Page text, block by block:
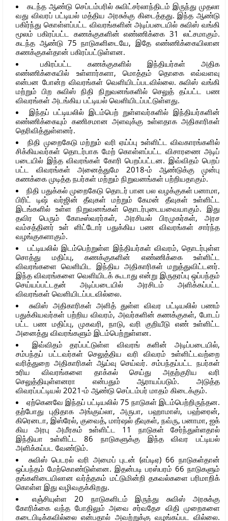
கடந்த ஆண்டு செப்டம்பரில் சுவிட்சர்லாந்திடம் இருந்து முதலா
வது விவரப் பட்டியல் மத்திய அரசுக்கு கிடைத்தது. இந்த ஆண்டு
பகிர்ந்து கொள்ளப்பட்ட விவரங்களின் அடிப்படையில் சுவிஸ் வங்கி
மூலம் பகிரப்பட்ட கணக்குகளின் எண்ணிக்கை 31 லட்சமாகும்.
கடந்த ஆண்டு 75 நாடுகளிடையே, இதே எண்ணிக்கையிலான
கணக்குகள்தான் பகிரப்பட்டுள்ளன.
பகிரப்பட்ட கணக்குகளில் இந்தியர்கள் அதிக
எண்ணிக்கையில் உள்ளார்களா, மொத்தம் தொகை எவ்வளவு
என்பன போன்ற விவரங்கள் வெளியிடப்படவில்லை. சுவிஸ் வங்கி
மற்றும் பிற சுவிஸ் நிதி நிறுவனங்களில் செலுத் தப்பட்ட பண
விவரங்கள் அடங்கிய பட்டியல் வெளியிடப்பட்டுள்ளது.
இந்தப் பட்டியலில் இடம்பெற் றுள்ளவர்களில் இந்தியர்களின்
எண்ணிக்கையும் கணிசமான அளவுக்கு உள்ளதாக அதிகாரிகள்
தெரிவித்துள்ளனர்.
நிதி முறைகேடு மற்றும் வரி ஏய்ப்பு உள்ளிட்ட விவகாரங்களில்
சிக்கியவர்கள் தொடர்பாக மேற் கொள்ளப்பட்ட விசாரணை அடிப்
படையில் இந்த விவரங்கள் கோரி பெறப்பட்டன. இவ்விதம் பெறப்
பட்ட விவரங்கள் அனைத்துமே 2018-ம் ஆண்டுக்கு முன்பு
கணக்கை முடித்த நபர்கள் மற்றும் நிறுவனங்கள் பற்றியதாகும்.
நிதி பதுக்கல் முறைகேடு தொடர் பான பல வழக்குகள் பனாமா,
பிரிட் டிஷ் வர்ஜின் தீவுகள் மற்றும் கேமன் தீவுகள் உள்ளிட்ட
இடங்களில் உள்ள நிறுவனங்கள் தொடர்புடையவையாகும். இது
தவிர பெரும் கோடீஸ்வரர்கள், அரசியல் பிரமுகர்கள், அரச
வம்சத்தினர் உள் ளிட்டோர் பதுக்கிய பண விவரங்கள் சார்ந்த
வழங்குகளாகும்.
பட்டியலில் இடம்பெற்றுள்ள இந்தியர்கள் விவரம், தொடர்புள்ள
சொத்து மதிப்பு, கணக்குகளின் எண்ணிக்கை உள்ளிட்ட
விவரங்களை வெளியிட இந்திய அதிகாரிகள் மறுத்துவிட்டனர்.
இந்த விவரங்களை வெளியிடக் கூடாது என்று இருதரப்பு ஒப்பந்தம்
செய்யப்பட்டதன் அடிப்படையில் அரசிடம் அளிக்கப்பட்ட
விவரங்கள் வெளியிடப்படவில்லை.
சுவிஸ் அதிகாரிகள் அளித் துள்ள விவர பட்டியலில் பணம்
பதுக்கியவர்கள் பற்றிய விவரம், அவர்களின் கணக்குகள், போடப்
பட்ட பண மதிப்பு, முகவரி, நாடு, வரி குறியீடு எண் உள்ளிட்ட
அனைத்து விவரங்களும் இடம்பெற்றுள்ளன.
இவ்விதம் தரப்பட்டுள்ள விவரங் களின் அடிப்படையில்,
சம்பந்தப் பட்டவர்கள் செலுத்திய வரி விவரம் உள்ளிட்டவற்றை
வரித்துறை அதிகாரிகள் ஆய்வு செய்வர். சம்பந்தப்பட்ட நபர்கள்
உரிய விவரங்களை தாக்கல் செய்து அதற்குரிய வரி
செலுத்தியுள்ளனரா என்பதும் ஆராயப்படும். அடுத்த
விவரப்பட்டியல் 2021-ம் ஆண்டு செப்டம்பர் மாதம் கிடைக்கும்.
ஏற்கெனவே இந்தப் பட்டியலில் 75 நாடுகள் இடம்பெற்றிருந்தன.
தற்போது புதிதாக அங்குய்லா, அருபா, பஹாமாஸ், பஹ்ரைன்,
கிரெனடா, இஸ்ரேல், குவைத், மார்ஷல் தீவுகள், நவ்ரு, பனாமா, ஐக்
கிய அரபு அமீரகம் உள்ளிட்ட 11 நாடுகள் சேர்ந்துள்ளதால்
இந்தியா உள்ளிட்ட 86 நாடுகளுக்கு இந்த விவர பட்டியல்
அளிக்கப்பட வேண்டும்.
சுவிஸ் பெடரல் வரி அமைப் புடன் (எப்டிஏ) 66 நாடுகள்தான்
ஒப்பந்தம் மேற்கொண்டுள்ளன. இதன்படி பரஸ்பரம் 66 நாடுகளும்
தங்களிடையிலான வர்த்தகம் மட்டுமின்றி தகவல்களை பரிமாறிக்
கொள்ள இது வழிவகுக்கிறது.
எஞ்சியுள்ள 20 நாடுகளிடம் இருந்து சுவிஸ் அரசுக்கு
கோரிக்கை வந்த போதிலும் அவை சர்வதேச விதி முறைகளை
கடைபிடிக்கவில்லை என்பதால் அவற்றுக்கு வழங்கப்பட வில்லை.